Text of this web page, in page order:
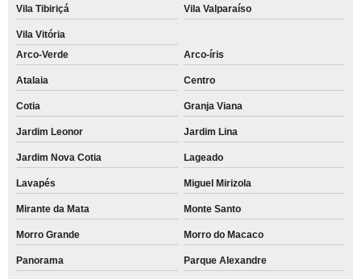
Vila Tibiriçá Vila Valparaíso
Vila Vitória
Arco-Verde
Arco-íris
Atalaia Centro
Cotia Granja Viana
Jardim Leonor Jardim Lina
Jardim Nova Cotia Lageado
Lavapés Miguel Mirizola
Mirante da Mata Monte Santo
Morro Grande Morro do Macaco
Panorama Parque Alexandre